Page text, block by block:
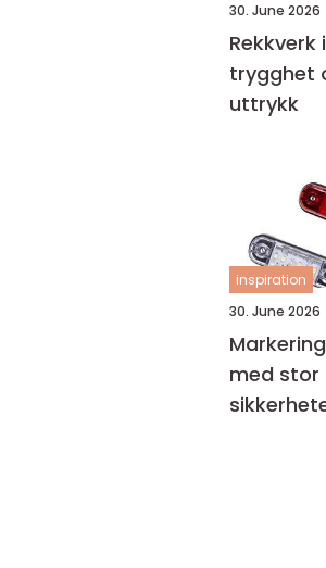
30. June 2026
Rekkverk i
trygghet
uttrykk
inspiration
30. June 2026
Markeringslys
med stor